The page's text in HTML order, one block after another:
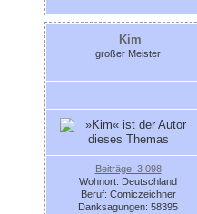
Kim
großer Meister
Beiträge: 3 098
Wohnort: Deutschland
Beruf: Comiczeichner
Danksagungen: 58395